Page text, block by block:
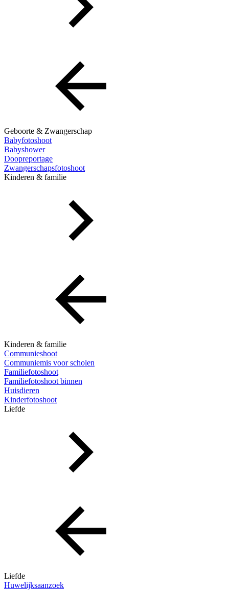
Geboorte & Zwangerschap
Babyfotoshoot
Babyshower
Doopreportage
Zwangerschapsfotoshoot
Kinderen & familie
Kinderen & familie
Communieshoot
Communiemis voor scholen
Familiefotoshoot
Familiefotoshoot binnen
Huisdieren
Kinderfotoshoot
Liefde
Liefde
Huwelijksaanzoek